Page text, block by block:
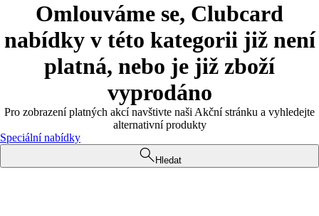
Omlouváme se, Clubcard
nabídky v této kategorii již není
platná, nebo je již zboží
vyprodáno
Pro zobrazení platných akcí navštivte naši Akční stránku a vyhledejte
alternativní produkty
Speciální nabídky
Hledat